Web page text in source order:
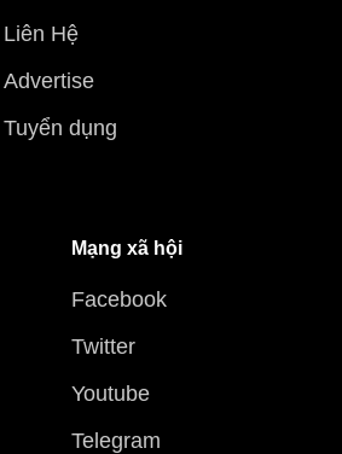
Liên Hệ
Advertise
Tuyển dụng
Mạng xã hội
Facebook
Twitter
Youtube
Telegram